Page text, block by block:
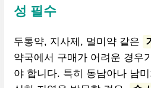
성 필수
두통약, 지사제, 멀미약 같은
약국에서 구매가 어려운 경우
야 합니다. 특히 동남아나 남